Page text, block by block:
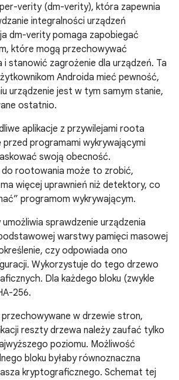
verity (dm-verity), która zapewnia
integralności urządzeń
dm-verity pomaga zapobiegać
które mogą przechowywać
stanowić zagrożenie dla urządzeń. Ta
Androida mieć pewność,
urządzenie jest w tym samym stanie,
ostatnio.
aplikacje z przywilejami roota
przed programami wykrywającymi
swoją obecność.
rootowania może to zrobić,
więcej uprawnień niż detektory, co
programom wykrywającym.
sprawdzenie urządzenia
warstwy pamięci masowej
czy odpowiada ono
Wykorzystuje do tego drzewo
Dla każdego bloku (zwykle
256.
w drzewie stron,
reszty drzewa należy zaufać tylko
poziomu. Możliwość
bloku byłaby równoznaczna
kryptograficznego. Schemat tej